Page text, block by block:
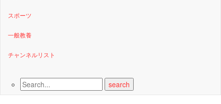
スポーツ
一般教養
チャンネルリスト